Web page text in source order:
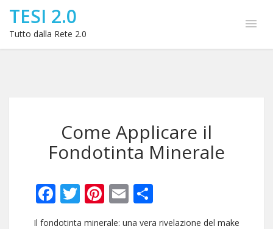
TESI 2.0
Tutto dalla Rete 2.0
Come Applicare il
Fondotinta Minerale
Facebook
Twitter
Pinterest
Email
Il fondotinta minerale: una vera rivelazione del make